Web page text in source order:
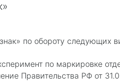
по обороту следующих
по маркировке
Правительства РФ от